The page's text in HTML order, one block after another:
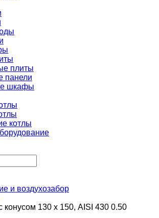
плиты
панели
шкафы
котлы
и воздухозабор
конусом 130 х 150, AISI 430 0.50